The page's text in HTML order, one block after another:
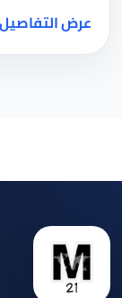
عرض التفاصيل